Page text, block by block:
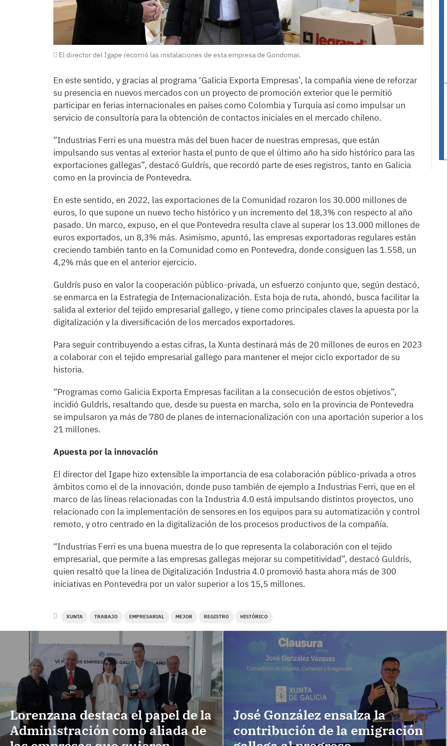
El director del Igape recorrió las instalaciones de esta empresa de Gondomar.
En este sentido, y gracias al programa ‘Galicia Exporta Empresas’, la compañía viene de reforzar
su presencia en nuevos mercados con un proyecto de promoción exterior que le permitió
participar en ferias internacionales en países como Colombia y Turquía así como impulsar un
servicio de consultoría para la obtención de contactos iniciales en el mercado chileno.
“Industrias Ferri es una muestra más del buen hacer de nuestras empresas, que están
impulsando sus ventas al exterior hasta el punto de que el último año ha sido histórico para las
exportaciones gallegas”, destacó Guldrís, que recordó parte de eses registros, tanto en Galicia
como en la provincia de Pontevedra.
En este sentido, en 2022, las exportaciones de la Comunidad rozaron los 30.000 millones de
euros, lo que supone un nuevo techo histórico y un incremento del 18,3% con respecto al año
pasado. Un marco, expuso, en el que Pontevedra resulta clave al superar los 13.000 millones de
euros exportados, un 8,3% más. Asimismo, apuntó, las empresas exportadoras regulares están
creciendo también tanto en la Comunidad como en Pontevedra, donde consiguen las 1.558, un
4,2% más que en el anterior ejercicio.
Guldrís puso en valor la cooperación público-privada, un esfuerzo conjunto que, según destacó,
se enmarca en la Estrategia de Internacionalización. Esta hoja de ruta, ahondó, busca facilitar la
salida al exterior del tejido empresarial gallego, y tiene como principales claves la apuesta por la
digitalización y la diversificación de los mercados exportadores.
Para seguir contribuyendo a estas cifras, la Xunta destinará más de 20 millones de euros en 2023
a colaborar con el tejido empresarial gallego para mantener el mejor ciclo exportador de su
historia.
“Programas como Galicia Exporta Empresas facilitan a la consecución de estos objetivos”,
incidió Guldrís, resaltando que, desde su puesta en marcha, solo en la provincia de Pontevedra
se impulsaron ya más de 780 de planes de internacionalización con una aportación superior a los
21 millones.
Apuesta por la innovación
El director del Igape hizo extensible la importancia de esa colaboración público-privada a otros
ámbitos como el de la innovación, donde puso también de ejemplo a Industrias Ferri, que en el
marco de las líneas relacionadas con la Industria 4.0 está impulsando distintos proyectos, uno
relacionado con la implementación de sensores en los equipos para su automatización y control
remoto, y otro centrado en la digitalización de los procesos productivos de la compañía.
“Industrias Ferri es una buena muestra de lo que representa la colaboración con el tejido
empresarial, que permite a las empresas gallegas mejorar su competitividad”, destacó Guldrís,
quien resaltó que la línea de Digitalización Industria 4.0 promovió hasta ahora más de 300
iniciativas en Pontevedra por un valor superior a los 15,5 millones.
XUNTA TRABAJO EMPRESARIAL MEJOR REGISTRO HISTÓRICO
Lorenzana destaca el papel de la
Administración como aliada de
José González ensalza la
contribución de la emigración